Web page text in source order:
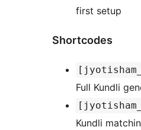
first setup
Shortcodes
Full Kundli
Kundli